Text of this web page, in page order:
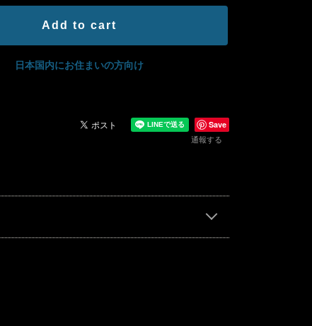
Add to cart
日本国内にお住まいの方向け
Save
通報する